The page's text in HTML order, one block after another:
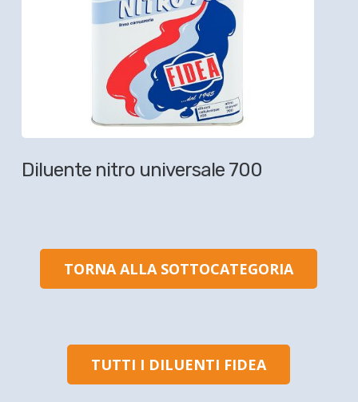
Diluente nitro universale 700
TORNA ALLA SOTTOCATEGORIA
TUTTI I DILUENTI FIDEA